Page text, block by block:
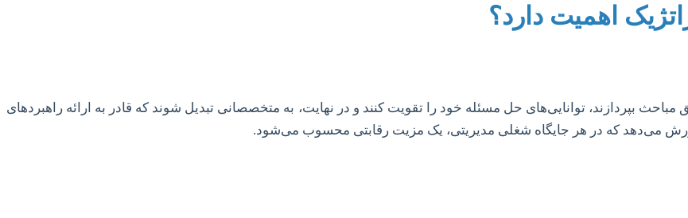
اهمیت دارد؟
بپردازند، توانایی‌های حل مسئله خود را تقویت کنند و در نهایت، به متخصصانی تبدیل شوند که قادر به ارائه راهبردهای
می‌دهد که در هر جایگاه شغلی مدیریتی، یک مزیت رقابتی محسوب می‌شود.